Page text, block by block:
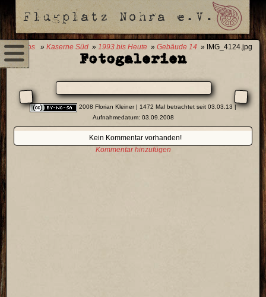
0 Fotos » Kaserne Süd » 1993 bis Heute » Gebäude 14 » IMG_4124.jpg
Fotogalerien
2008 Florian Kleiner| 1472 Mal betrachtet seit 03.03.13 |
Aufnahmedatum: 03.09.2008
Kein Kommentar vorhanden!
Kommentar hinzufügen